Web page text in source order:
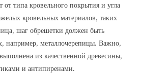
типа кровельного покрытия и угла
кровельных материалов, таких
шаг обрешетки должен быть
например, металлочерепицы. Важно,
из качественной древесины,
и антипиренами.